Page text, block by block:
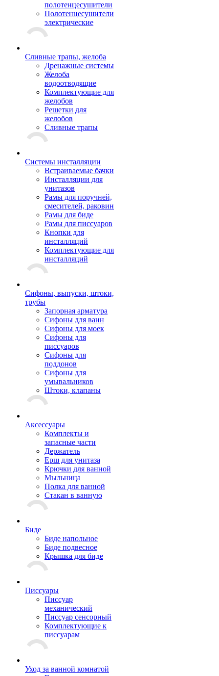
полотенцесушители
Полотенцесушители
электрические
Сливные трапы, желоба
Дренажные системы
Желоба
водоотводящие
Комплектующие для
желобов
Решетки для
желобов
Сливные трапы
Системы инсталляции
Встраиваемые бачки
Инсталляции для
унитазов
Рамы для поручней,
смесителей, раковин
Рамы для биде
Рамы для писсуаров
Кнопки для
инсталляций
Комплектующие для
инсталляций
Сифоны, выпуски, штоки,
трубы
Запорная арматура
Сифоны для ванн
Сифоны для моек
Сифоны для
писсуаров
Сифоны для
поддонов
Сифоны для
умывальников
Штоки, клапаны
Аксессуары
Комплекты и
запасные части
Держатель
Ерш для унитаза
Крючки для ванной
Мыльница
Полка для ванной
Стакан в ванную
Биде
Биде напольное
Биде подвесное
Крышка для биде
Писсуары
Писсуар
механический
Писсуар сенсорный
Комплектующие к
писсуарам
Уход за ванной комнатой